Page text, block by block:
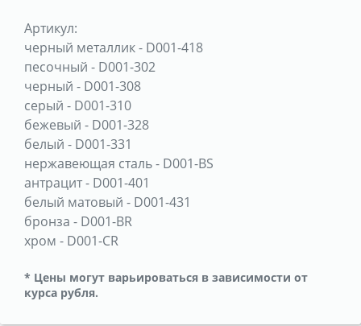
Артикул:
черный металлик- D001-418
песочный - D001-302
черный - D001-308
серый - D001-310
бежевый - D001-328
белый - D001-331
нержавеющая сталь- D001-BS
антрацит- D001-401
белый матовый - D001-431
бронза - D001-BR
хром - D001-CR
* Цены могут варьироваться в зависимости от
курса рубля.